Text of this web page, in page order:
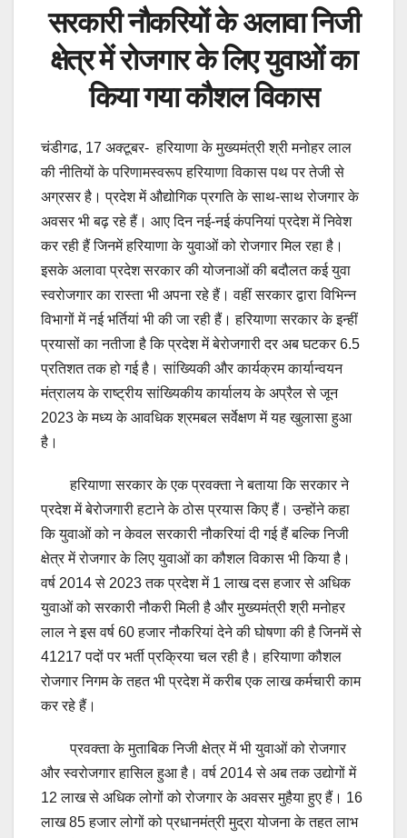
सरकारी नौकरियों के अलावा निजी
क्षेत्र में रोजगार के लिए युवाओं का
किया गया कौशल विकास
चंडीगढ, 17 अक्टूबर- हरियाणा के मुख्यमंत्री श्री मनोहर लाल
की नीतियों के परिणामस्वरूप हरियाणा विकास पथ पर तेजी से
अग्रसर है। प्रदेश में औद्योगिक प्रगति के साथ-साथ रोजगार के
अवसर भी बढ़ रहे हैं। आए दिन नई-नई कंपनियां प्रदेश में निवेश
कर रही हैं जिनमें हरियाणा के युवाओं को रोजगार मिल रहा है।
इसके अलावा प्रदेश सरकार की योजनाओं की बदौलत कई युवा
स्वरोजगार का रास्ता भी अपना रहे हैं। वहीं सरकार द्वारा विभिन्न
विभागों में नई भर्तियां भी की जा रही हैं। हरियाणा सरकार के इन्हीं
प्रयासों का नतीजा है कि प्रदेश में बेरोजगारी दर अब घटकर 6.5
प्रतिशत तक हो गई है। सांख्यिकी और कार्यक्रम कार्यान्वयन
मंत्रालय के राष्ट्रीय सांख्यिकीय कार्यालय के अप्रैल से जून
2023 के मध्य के आवधिक श्रमबल सर्वेक्षण में यह खुलासा हुआ
है।
हरियाणा सरकार के एक प्रवक्ता ने बताया कि सरकार ने
प्रदेश में बेरोजगारी हटाने के ठोस प्रयास किए हैं। उन्होंने कहा
कि युवाओं को न केवल सरकारी नौकरियां दी गई हैं बल्कि निजी
क्षेत्र में रोजगार के लिए युवाओं का कौशल विकास भी किया है।
वर्ष 2014 से 2023 तक प्रदेश में 1 लाख दस हजार से अधिक
युवाओं को सरकारी नौकरी मिली है और मुख्यमंत्री श्री मनोहर
लाल ने इस वर्ष 60 हजार नौकरियां देने की घोषणा की है जिनमें से
41217 पदों पर भर्ती प्रक्रिया चल रही है। हरियाणा कौशल
रोजगार निगम के तहत भी प्रदेश में करीब एक लाख कर्मचारी काम
कर रहे हैं।
प्रवक्ता के मुताबिक निजी क्षेत्र में भी युवाओं को रोजगार
और स्वरोजगार हासिल हुआ है। वर्ष 2014 से अब तक उद्योगों में
12 लाख से अधिक लोगों को रोजगार के अवसर मुहैया हुए हैं। 16
लाख 85 हजार लोगों को प्रधानमंत्री मुद्रा योजना के तहत लाभ